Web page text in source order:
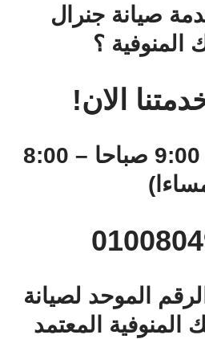
صيانة جنرال
المنوفية ؟
الان!
(مواعيد العمل 9:00 صباحا – 8:00
الموحد لصيانة
المنوفية المعتمد